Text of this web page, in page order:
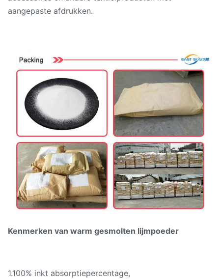
aangepaste afdrukken.
Kenmerken van warm gesmolten lijmpoeder
1.100% inkt absorptiepercentage,